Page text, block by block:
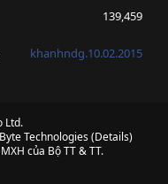
139,459
khanhndg.10.02.2015
Ltd.
Technologies(Details)
của Bộ TT & TT.